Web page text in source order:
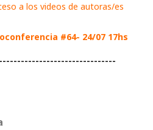
a los videos de autoras/es
#64- 24/07 17hs